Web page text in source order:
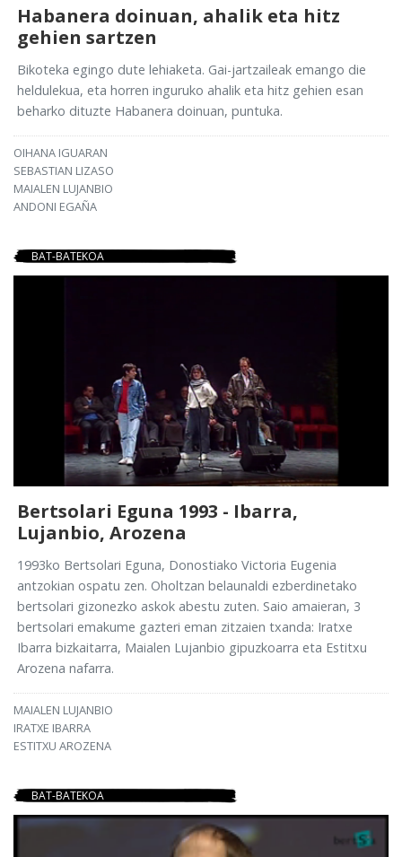
Habanera doinuan, ahalik eta hitz
gehien sartzen
Bikoteka egingo dute lehiaketa. Gai-jartzaileak emango die
heldulekua, eta horren inguruko ahalik eta hitz gehien esan
beharko dituzte Habanera doinuan, puntuka.
OIHANA IGUARAN
SEBASTIAN LIZASO
MAIALEN LUJANBIO
ANDONI EGAÑA
BAT-BATEKOA
Bertsolari Eguna 1993 - Ibarra,
Lujanbio, Arozena
1993ko Bertsolari Eguna, Donostiako Victoria Eugenia
antzokian ospatu zen. Oholtzan belaunaldi ezberdinetako
bertsolari gizonezko askok abestu zuten. Saio amaieran, 3
bertsolari emakume gazteri eman zitzaien txanda: Iratxe
Ibarra bizkaitarra, Maialen Lujanbio gipuzkoarra eta Estitxu
Arozena nafarra.
MAIALEN LUJANBIO
IRATXE IBARRA
ESTITXU AROZENA
BAT-BATEKOA